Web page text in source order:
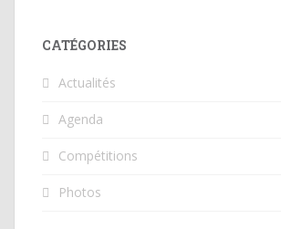
CATÉGORIES
Actualités
Agenda
Compétitions
Photos